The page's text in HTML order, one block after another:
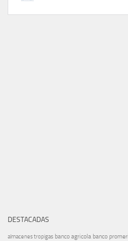
DESTACADAS
almacenes tropigas banco agricola banco